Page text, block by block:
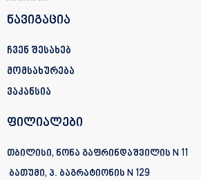
ნავიგაცია
ჩვენ შესახებ
მომსახურება
ვაკანსია
ფილიალები
თბილისი, ნონა გაფრინდაშვილის N 11
ბათუმი, პ. ბაგრატიონის N 129